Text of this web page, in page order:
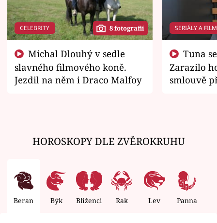
CELEBRITY 8 fotografií
slavného filmového koně.
Jezdil na něm i Draco Malfoy
SERIÁLY A
Zarazilo
smlouvě
HOROSKOPY DLE ZVĚROKRUHU
Beran Býk Blíženci Rak Lev Panna